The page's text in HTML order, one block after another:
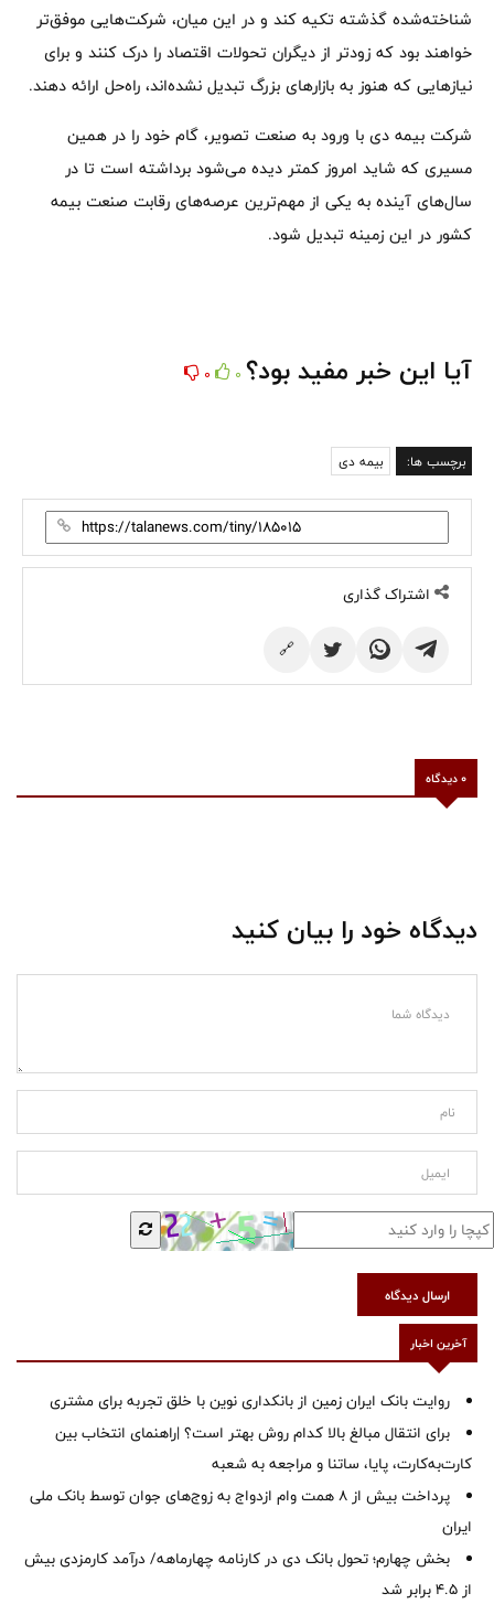
شناخته‌شده گذشته تکیه کند و در این میان، شرکت‌هایی موفق‌تر
خواهند بود که زودتر از دیگران تحولات اقتصاد را درک کنند و برای
نیازهایی که هنوز به بازارهای بزرگ تبدیل نشده‌اند، راه‌حل ارائه دهند.
شرکت بیمه دی با ورود به صنعت تصویر، گام خود را در همین
مسیری که شاید امروز کمتر دیده می‌شود برداشته است تا در
سال‌های آینده به یکی از مهم‌ترین عرصه‌های رقابت صنعت بیمه
کشور در این زمینه تبدیل شود.
آیا این خبر مفید بود؟ 0
0
برچسب ها: بیمه دی
اشتراک گذاری
🔗
0 دیدگاه
دیدگاه خود را بیان کنید
ارسال دیدگاه
آخرین اخبار
روایت بانک ایران زمین از بانکداری نوین با خلق تجربه برای مشتری
برای انتقال مبالغ بالا کدام روش بهتر است؟ |راهنمای انتخاب بین
کارت‌به‌کارت، پایا، ساتنا و مراجعه به شعبه
پرداخت بیش از ۸ همت وام ازدواج به زوج‌های جوان توسط بانک ملی
ایران
بخش چهارم؛ تحول بانک دی در کارنامه چهارماهه/ درآمد کارمزدی بیش
از ۴.۵ برابر شد